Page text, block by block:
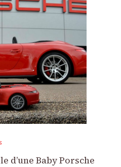
d’une Baby Porsche